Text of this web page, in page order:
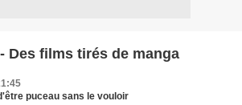
Des films tirés de manga
puceau sans le vouloir